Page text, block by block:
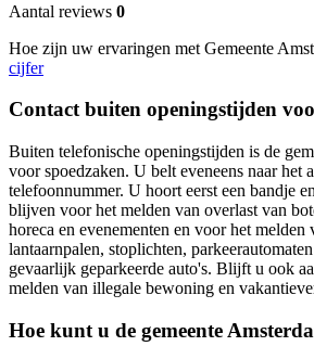
Aantal reviews 0
Hoe zijn uw ervaringen met Gemeente
cijfer
Contact buiten openingstijden
Buiten telefonische openingstijden is de
voor spoedzaken. U belt eveneens naar het
telefoonnummer. U hoort eerst een bandje
blijven voor het melden van overlast van
horeca en evenementen en voor het melden
lantaarnpalen, stoplichten,
gevaarlijk geparkeerde auto's. Blijft u ook
melden van illegale bewoning en
Hoe kunt u de gemeente